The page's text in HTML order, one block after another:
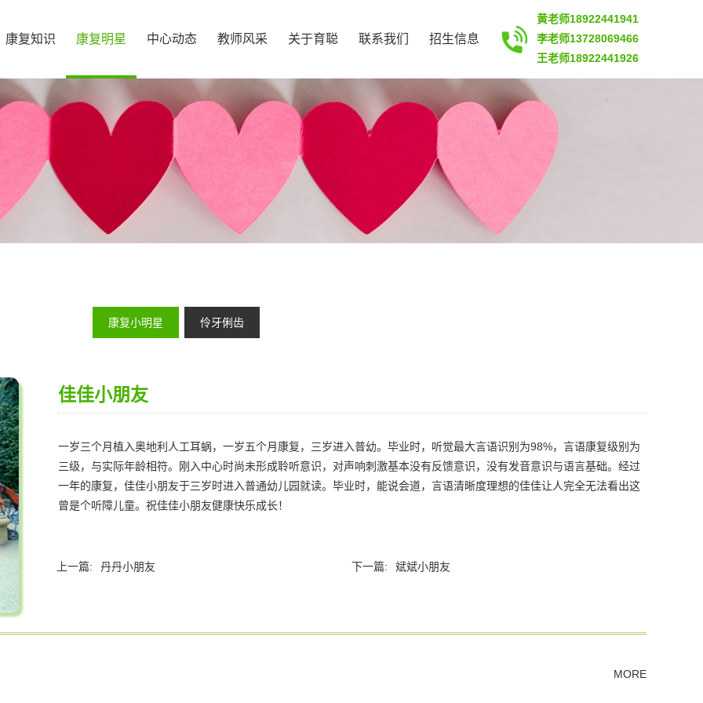
康复知识 康复明星 中心动态 教师风采 关于育聪 联系我们 招生信息
黄老师18922441941
李老师13728069466
王老师18922441926
康复小明星 伶牙俐齿
佳佳小朋友
一岁三个月植入奥地利人工耳蜗，一岁五个月康复，三岁进入普幼。毕业时，听觉最大言语识别为98%，言语康复级别为
三级，与实际年龄相符。刚入中心时尚未形成聆听意识，对声响刺激基本没有反馈意识，没有发音意识与语言基础。经过
一年的康复，佳佳小朋友于三岁时进入普通幼儿园就读。毕业时，能说会道，言语清晰度理想的佳佳让人完全无法看出这
曾是个听障儿童。祝佳佳小朋友健康快乐成长！
上一篇: 丹丹小朋友 下一篇: 斌斌小朋友
MORE